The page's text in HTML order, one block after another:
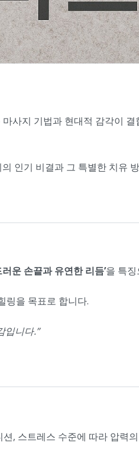
사지 기법과 현대적 감각이 결
인기 비결과 그 특별한 치유
운 손끝과 유연한 리듬’을 특
링을 목표로 합니다.
입니다.”
, 스트레스 수준에 따라 압력